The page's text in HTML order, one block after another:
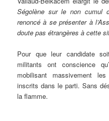
Ségolène sur le non cumul
renoncé à se présenter à
doute pas étrangères à cette
Pour que leur candidate
militants ont conscience
mobilisant massivement
inscrits dans le parti. Sans
la flamme.